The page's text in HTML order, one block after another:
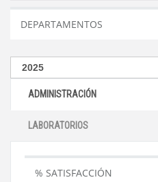
DEPARTAMENTOS
ADMINISTRACIÓN
LABORATORIOS
% SATISFACCIÓN